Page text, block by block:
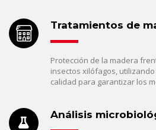
Tratamientos de
Protección de la madera
insectos xilófagos,
calidad para garantizar los
Análisis